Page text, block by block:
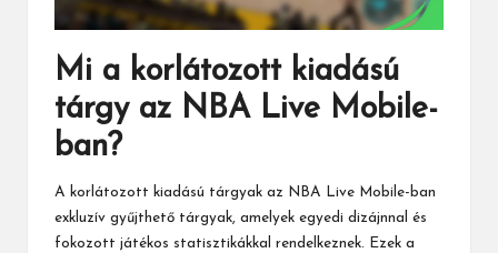
Mi a korlátozott kiadású
tárgy az NBA Live Mobile-
ban?
A korlátozott kiadású tárgyak az NBA Live Mobile-ban
exkluzív gyűjthető tárgyak, amelyek egyedi dizájnnal és
fokozott játékos statisztikákkal rendelkeznek. Ezek a